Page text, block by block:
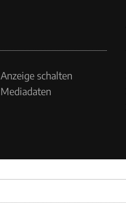
Anzeige schalten
Mediadaten